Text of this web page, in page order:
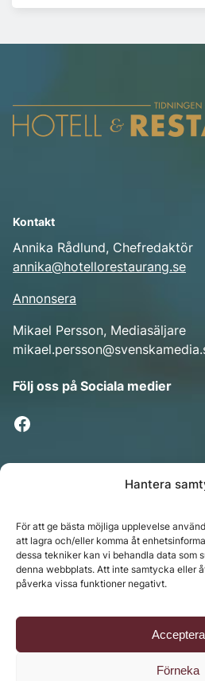
Hantera
För att ge bästa möjliga upplevelse
att lagra och/eller komma åt
dessa tekniker kan vi behandla data som
denna webbplats. Att inte samtycka eller
påverka vissa funktioner negativt.
Acceptera
Förneka
Kontakt
Annika Rådlund, Chefredaktör
annika@hotellorestaurang.se
Annonsera
Mikael Persson, Mediasäljare
Följ oss på Sociala medier
Chefredaktör: Annika
Copyright © 2024 Svenska
för datahantering,